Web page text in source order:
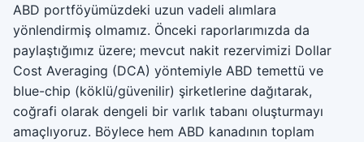
ABD portföyümüzdeki uzun vadeli alımlara
yönlendirmiş olmamız. Önceki raporlarımızda da
paylaştığımız üzere; mevcut nakit rezervimizi Dollar
Cost Averaging (DCA) yöntemiyle ABD temettü ve
blue-chip (köklü/güvenilir) şirketlerine dağıtarak,
coğrafi olarak dengeli bir varlık tabanı oluşturmayı
amaçlıyoruz. Böylece hem ABD kanadının toplam